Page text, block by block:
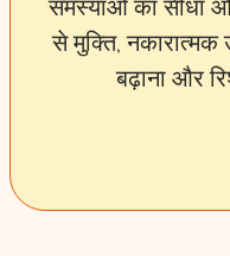
समस्याओं का सीधा
से मुक्ति, नकारात्मक
बढ़ाना और